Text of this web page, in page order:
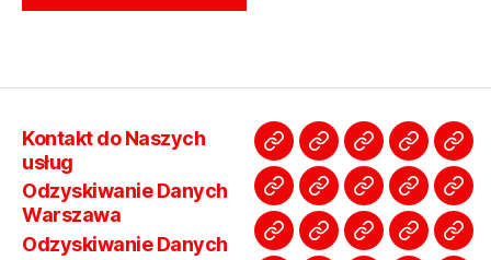
Kontakt do Naszych
usług
Odzyskiwanie Danych
Warszawa
Odzyskiwanie Danych
Kontakt
do
Naszych
usług
Odzyskiwanie
Danych
Warszawa
Odzyskiwanie
Danych
Warszawa
kaset
Wawer
Wilanów
Studio
Skanowania
Odszumianie
Nagrań
Cennik
skanowania
Dzwięk
o
Odszumianie
Poradnik
UsługiDzielnice